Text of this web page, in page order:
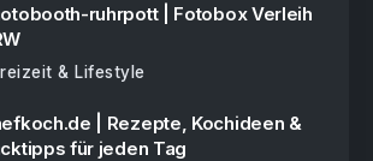
ruhrpott | Fotobox Verleih
& Lifestyle
| Rezepte, Kochideen &
für jeden Tag